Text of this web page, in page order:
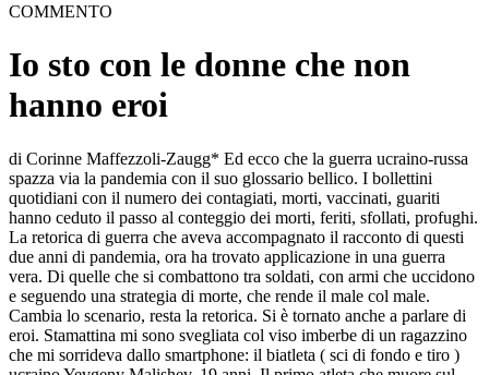
COMMENTO
Io sto con le donne che non
hanno eroi
di Corinne Maffezzoli-Zaugg* Ed ecco che la guerra ucraino-russa
spazza via la pandemia con il suo glossario bellico. I bollettini
quotidiani con il numero dei contagiati, morti, vaccinati, guariti
hanno ceduto il passo al conteggio dei morti, feriti, sfollati, profughi.
La retorica di guerra che aveva accompagnato il racconto di questi
due anni di pandemia, ora ha trovato applicazione in una guerra
vera. Di quelle che si combattono tra soldati, con armi che uccidono
e seguendo una strategia di morte, che rende il male col male.
Cambia lo scenario, resta la retorica. Si è tornato anche a parlare di
eroi. Stamattina mi sono svegliata col viso imberbe di un ragazzino
che mi sorrideva dallo smartphone: il biatleta ( sci di fondo e tiro )